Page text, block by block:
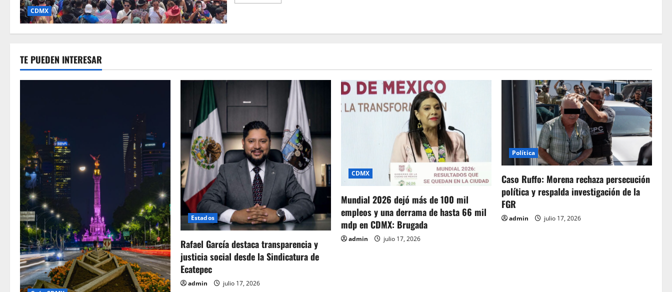
México
CDMX
más
resguardar
la
Marcha
Orgullo
CDMX
TE PUEDEN INTERESAR
Estados
Rafael García destaca transparencia y
justicia social desde la Sindicatura de
Ecatepec
admin julio 17, 2026
CDMX
Mundial 2026 dejó más de 100 mil
empleos y una derrama de hasta 66 mil
mdp en CDMX: Brugada
admin julio 17, 2026
Política
Caso Ruffo: Morena rechaza persecución
política y respalda investigación de la
FGR
admin julio 17, 2026